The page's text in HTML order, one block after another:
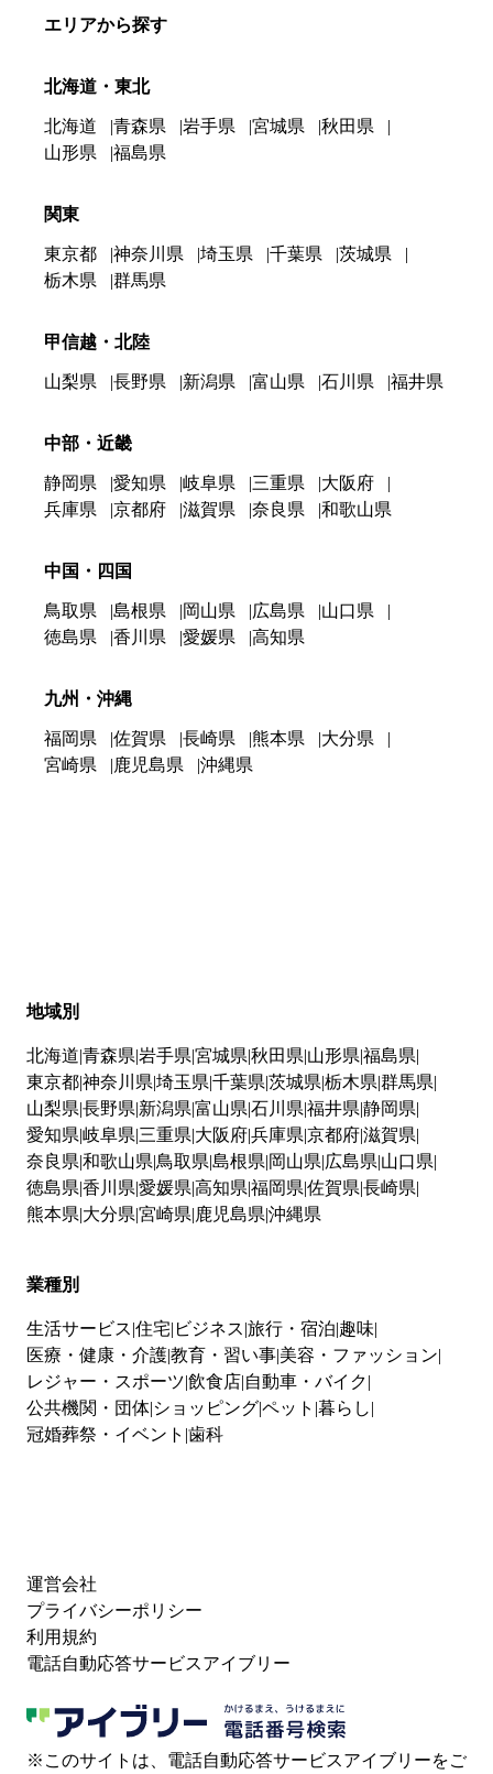
エリアから探す
北海道・東北
北海道 青森県 岩手県 宮城県
秋田県
山形県
福島県
関東
東京都 神奈川県 埼玉県 千葉県
茨城県
栃木県
群馬県
甲信越・北陸
山梨県 長野県 新潟県 富山県 石川県 福井県
中部・近畿
静岡県 愛知県 岐阜県 三重県
大阪府
兵庫県
京都府 滋賀県 奈良県 和歌山県
中国・四国
鳥取県 島根県 岡山県 広島県
山口県
徳島県
香川県 愛媛県 高知県
九州・沖縄
福岡県 佐賀県 長崎県 熊本県
大分県
宮崎県
鹿児島県 沖縄県
地域別
北海道 青森県 岩手県 宮城県 秋田県 山形県 福島県
東京都神奈川県 埼玉県 千葉県 茨城県 栃木県 群馬県
山梨県 長野県 新潟県 富山県 石川県 福井県 静岡県
愛知県 岐阜県 三重県 大阪府兵庫県 京都府滋賀県
奈良県 和歌山県 鳥取県 島根県 岡山県 広島県 山口県
徳島県 香川県 愛媛県 高知県 福岡県 佐賀県 長崎県
熊本県 大分県 宮崎県 鹿児島県 沖縄県
業種別
生活サービス 住宅 ビジネス 旅行・宿泊 趣味
医療・健康・介護教育・習い事 美容・ファッション
レジャー・スポーツ 飲食店 自動車・バイク
公共機関・団体 ショッピングペット 暮らし
冠婚葬祭・イベント 歯科
運営会社
プライバシーポリシー
利用規約
電話自動応答サービスアイブリー
※このサイトは、電話自動応答サービスアイブリーをご